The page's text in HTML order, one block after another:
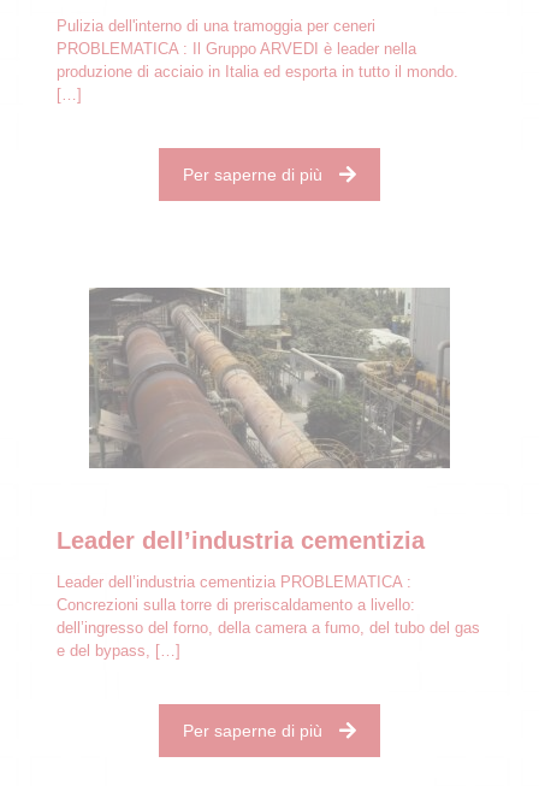
Pulizia dell'interno di una tramoggia per ceneri
PROBLEMATICA : Il Gruppo ARVEDI è leader nella
produzione di acciaio in Italia ed esporta in tutto il mondo.
[…]
Per saperne di più
Leader dell’industria cementizia
Leader dell’industria cementizia PROBLEMATICA :
Concrezioni sulla torre di preriscaldamento a livello:
dell’ingresso del forno, della camera a fumo, del tubo del gas
e del bypass,
[…]
Per saperne di più